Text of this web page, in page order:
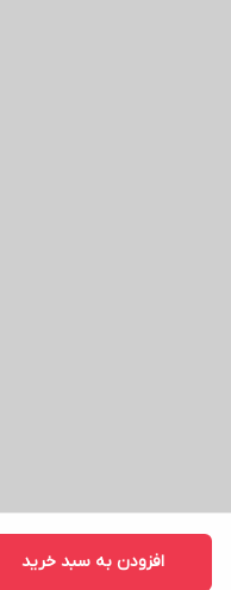
افزودن به سبد خرید